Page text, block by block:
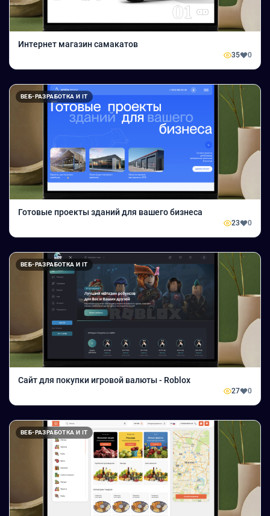
Интернет магазин самакатов
35 0
ВЕБ-РАЗРАБОТКА И IT
Готовые проекты зданий для вашего бизнеса
23 0
ВЕБ-РАЗРАБОТКА И IT
Сайт для покупки игровой валюты - Roblox
27 0
ВЕБ-РАЗРАБОТКА И IT